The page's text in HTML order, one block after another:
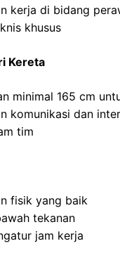
kerja di bidang
khusus
Kereta
minimal 165 cm
komunikasi dan
tim
fisik yang baik
tekanan
jam kerja